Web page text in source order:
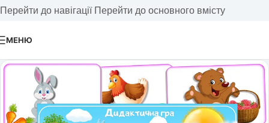
Перейти до навігації Перейти до основного вмісту
МЕНЮ